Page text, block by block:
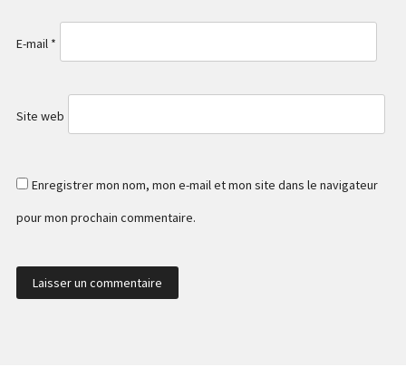
E-mail *
Site web
Enregistrer mon nom, mon e-mail et mon site dans le navigateur
pour mon prochain commentaire.